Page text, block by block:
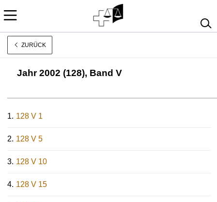
Rechtsprechung
Français Italiano
ZURÜCK
Jahr 2002 (128), Band V
128 V 1
128 V 5
128 V 10
128 V 15